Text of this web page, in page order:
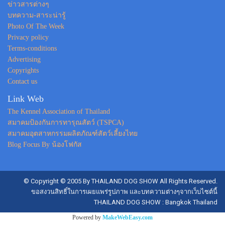
ข่าวสารต่างๆ
บทความ-สาระน่ารู้
Photo Of The Week
Privacy policy
Terms-conditions
Advertising
Copyrights
Contact us
Link Web
The Kennel Association of Thailand
สมาคมป้องกันการทารุณสัตว์ (TSPCA)
สมาคมอุตสาหกรรมผลิตภัณฑ์สัตว์เลี้ยงไทย
Blog Focus By น้องโฟกัส
© Copyright © 2005 By THAILAND DOG SHOW All Rights Reserved.
ขอสงวนสิทธิ์ในการเผยแพร่รูปภาพ และบทความต่างๆจากเว็บไซต์นี้
THAILAND DOG SHOW : Bangkok Thailand
Powered by MakeWebEasy.com